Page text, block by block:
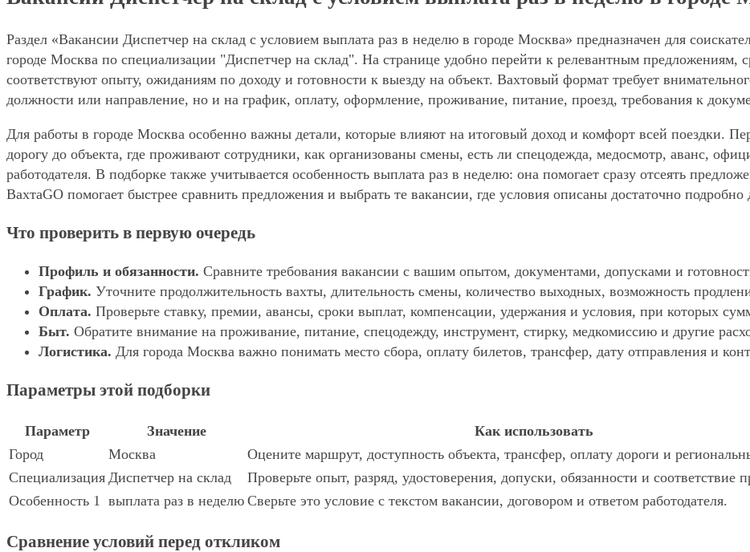
Раздел «Вакансии Диспетчер на склад с условием выплата раз в неделю в городе Москва» предназначен для
городе Москва по специализации "Диспетчер на склад". На странице удобно перейти к релевантным предложениям,
соответствуют опыту, ожиданиям по доходу и готовности к выезду на объект. Вахтовый формат требует
должности или направление, но и на график, оплату, оформление, проживание, питание, проезд, требования к
Для работы в городе Москва особенно важны детали, которые влияют на итоговый доход и комфорт всей поездки.
дорогу до объекта, где проживают сотрудники, как организованы смены, есть ли спецодежда, медосмотр, аванс,
работодателя. В подборке также учитывается особенность выплата раз в неделю: она помогает сразу отсеять
ВахтаGO помогает быстрее сравнить предложения и выбрать те вакансии, где условия описаны достаточно подробно
Что проверить в первую очередь
Профиль и обязанности. Сравните требования вакансии с вашим опытом, документами, допусками и
График. Уточните продолжительность вахты, длительность смены, количество выходных, возможность
Оплата. Проверьте ставку, премии, авансы, сроки выплат, компенсации, удержания и условия, при которых
Быт. Обратите внимание на проживание, питание, спецодежду, инструмент, стирку, медкомиссию и другие
Логистика. Для города Москва важно понимать место сбора, оплату билетов, трансфер, дату отправления и
Параметры этой подборки
Параметр Значение
Как использовать
Город
Москва
Оцените маршрут, доступность объекта, трансфер, оплату дороги и
Специализация Диспетчер на склад
Проверьте опыт, разряд, удостоверения, допуски, обязанности и соответствие
Особенность 1 выплата раз в неделю Сверьте это условие с текстом вакансии, договором и ответом работодателя.
Сравнение условий перед откликом